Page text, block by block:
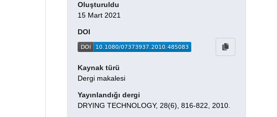
Oluşturuldu
15 Mart 2021
DOI
Kaynak türü
Dergi makalesi
Yayınlandığı dergi
DRYING TECHNOLOGY, 28(6), 816-822, 2010.